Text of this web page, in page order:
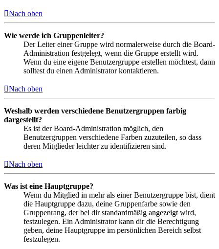
Nach oben
Wie werde ich Gruppenleiter?
Der Leiter einer Gruppe wird normalerweise durch die Board-
Administration festgelegt, wenn die Gruppe erstellt wird.
Wenn du eine eigene Benutzergruppe erstellen möchtest, dann
solltest du einen Administrator kontaktieren.
Nach oben
Weshalb werden verschiedene Benutzergruppen farbig
dargestellt?
Es ist der Board-Administration möglich, den
Benutzergruppen verschiedene Farben zuzuteilen, so dass
deren Mitglieder leichter zu identifizieren sind.
Nach oben
Was ist eine Hauptgruppe?
Wenn du Mitglied in mehr als einer Benutzergruppe bist, dient
die Hauptgruppe dazu, deine Gruppenfarbe sowie den
Gruppenrang, der bei dir standardmäßig angezeigt wird,
festzulegen. Ein Administrator kann dir die Berechtigung
geben, deine Hauptgruppe im persönlichen Bereich selbst
festzulegen.